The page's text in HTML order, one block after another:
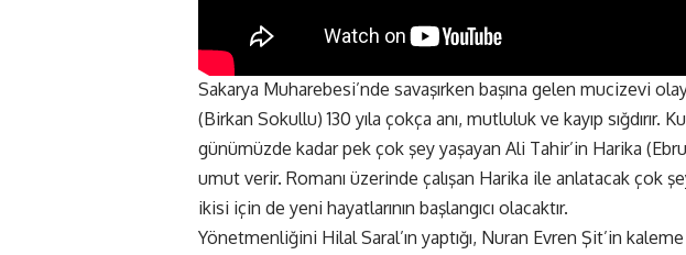
Sakarya Muharebesi’nde savaşırken başına gelen mucizevi
(Birkan Sokullu) 130 yıla çokça anı, mutluluk ve kayıp sığdırır.
günümüzde kadar pek çok şey yaşayan Ali Tahir’in Harika
umut verir. Romanı üzerinde çalışan Harika ile anlatacak çok
ikisi için de yeni hayatlarının başlangıcı olacaktır.
Yönetmenliğini Hilal Saral’ın yaptığı, Nuran Evren Şit’in kaleme